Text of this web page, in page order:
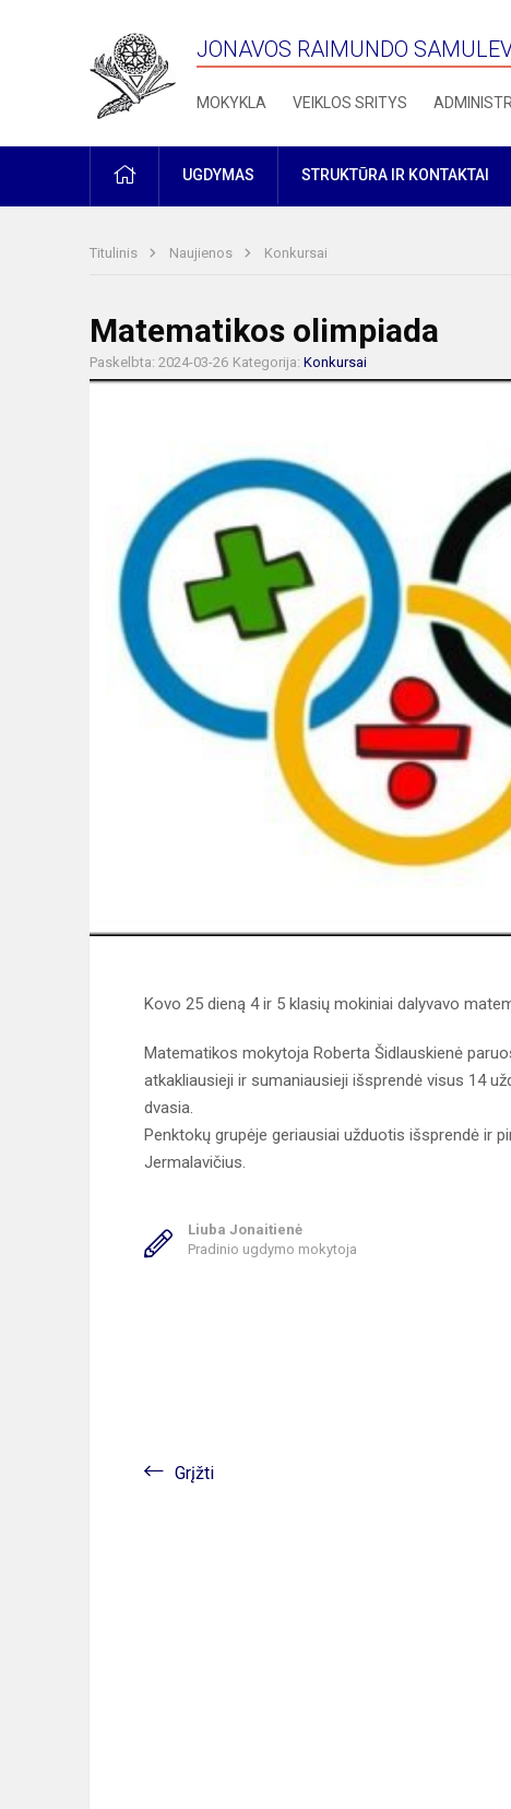
JONAVOS RAIMUNDO
MOKYKLA VEIKLOS SRITYS
PRADŽIAUGDYMAS STRUKTŪRA IR KONTAKTAI
Titulinis Naujienos Konkursai
Matematikos olimpiada
Paskelbta: 2024-03-26 Kategorija: Konkursai
Kovo 25 dieną 4 ir 5 klasių mokiniai dalyvavo
Matematikos mokytoja Roberta Šidlauskienė
atkakliausieji ir sumaniausieji išsprendė visus 14
dvasia.
Penktokų grupėje geriausiai užduotis išsprendė ir
Jermalavičius.
Liuba Jonaitienė
Pradinio ugdymo mokytoja
Grįžti